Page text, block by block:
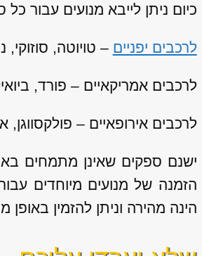
כיום ניתן לייבא מנועים עבור כל
לרכבים יפניים – טויוטה, סוזוקי,
לרכבים אמריקאיים – פורד,
לרכבים אירופאיים – פולקסווגן,
ישנם ספקים שאינן מתמחים
הזמנה של מנועים מיוחדים
הינה מהירה וניתן להזמין